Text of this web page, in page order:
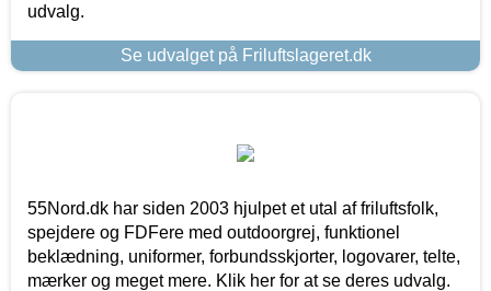
udvalg.
Se udvalget på Friluftslageret.dk
55Nord.dk har siden 2003 hjulpet et utal af friluftsfolk,
spejdere og FDFere med outdoorgrej, funktionel
beklædning, uniformer, forbundsskjorter, logovarer, telte,
mærker og meget mere. Klik her for at se deres udvalg.